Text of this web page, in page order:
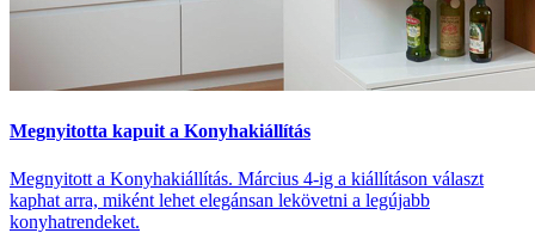
Megnyitotta kapuit a Konyhakiállítás
Megnyitott a Konyhakiállítás. Március 4-ig a kiállításon választ
kaphat arra, miként lehet elegánsan lekövetni a legújabb
konyhatrendeket.